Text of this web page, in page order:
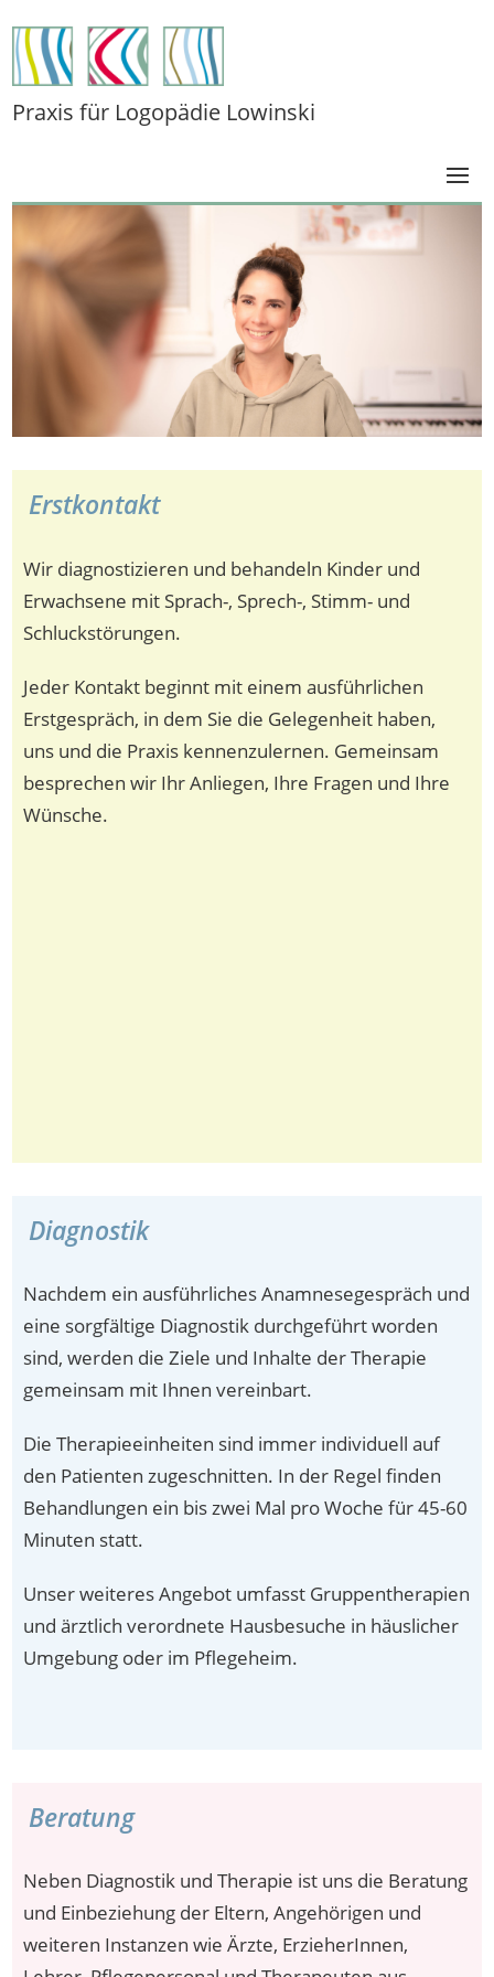
Praxis für Logopädie Lowinski
Diagnostik, Beratung, Therapie für Erwachsene...
Erstkontakt
Wir diagnostizieren und behandeln Kinder und
Erwachsene mit Sprach-, Sprech-, Stimm- und
Schluckstörungen.
Jeder Kontakt beginnt mit einem ausführlichen
Erstgespräch, in dem Sie die Gelegenheit haben,
uns und die Praxis kennenzulernen. Gemeinsam
besprechen wir Ihr Anliegen, Ihre Fragen und Ihre
Wünsche.
Diagnostik
Nachdem ein ausführliches Anamnesegespräch und
eine sorgfältige Diagnostik durchgeführt worden
sind, werden die Ziele und Inhalte der Therapie
gemeinsam mit Ihnen vereinbart.
Die Therapieeinheiten sind immer individuell auf
den Patienten zugeschnitten. In der Regel finden
Behandlungen ein bis zwei Mal pro Woche für 45-60
Minuten statt.
Unser weiteres Angebot umfasst Gruppentherapien
und ärztlich verordnete Hausbesuche in häuslicher
Umgebung oder im Pflegeheim.
Beratung
Neben Diagnostik und Therapie ist uns die Beratung
und Einbeziehung der Eltern, Angehörigen und
weiteren Instanzen wie Ärzte, ErzieherInnen,